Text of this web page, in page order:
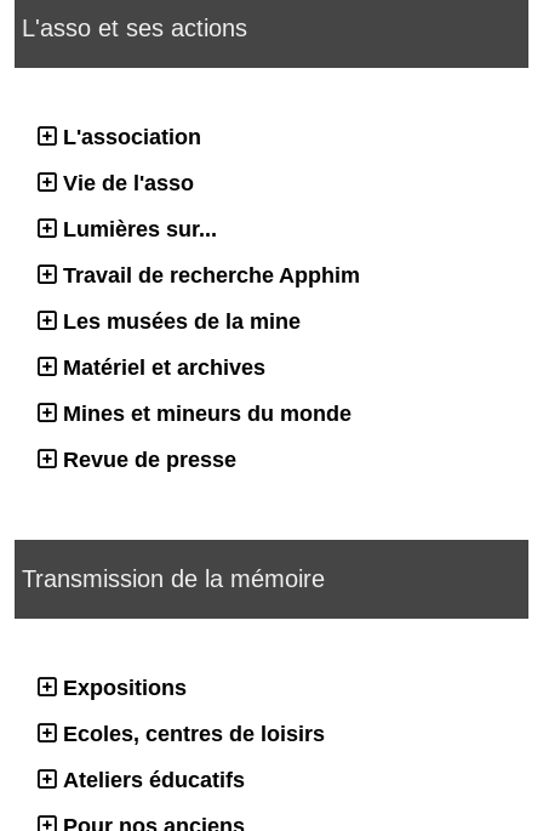
L'asso et ses actions
L'association
Vie de l'asso
Lumières sur...
Travail de recherche Apphim
Les musées de la mine
Matériel et archives
Mines et mineurs du monde
Revue de presse
Transmission de la mémoire
Expositions
Ecoles, centres de loisirs
Ateliers éducatifs